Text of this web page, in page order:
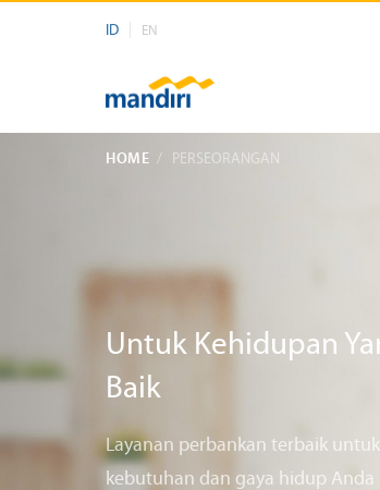
ID EN
HOME PERSEORANGAN
Untuk Kehidupan
Baik
Layanan perbankan terbaik
kebutuhan dan gaya hidup Anda